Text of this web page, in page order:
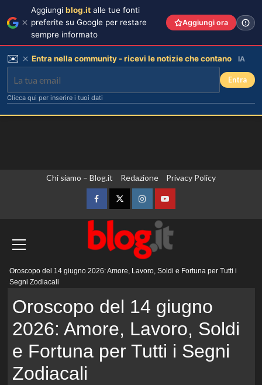
Chi siamo – Blog.it Redazione Privacy Policy
FacebookTwitterInstagramYouTube
principale
Oroscopo del 14 giugno 2026: Amore, Lavoro, Soldi e Fortuna per Tutti i
Segni Zodiacali
Oroscopo del 14 giugno
2026: Amore, Lavoro, Soldi
e Fortuna per Tutti i Segni
Zodiacali
Aggiungi blog.it alle tue fonti
preferite su Google per restare
sempre informato
Aggiungi ora
✉️ Entra nella community - ricevi le notizie che contano IA
Entra
Clicca qui per inserire i tuoi dati